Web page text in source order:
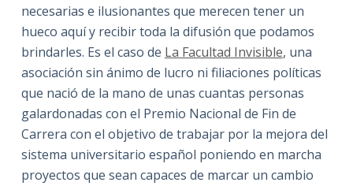
necesarias e ilusionantes que merecen tener un
hueco aquí y recibir toda la difusión que podamos
brindarles. Es el caso de La Facultad Invisible, una
asociación sin ánimo de lucro ni filiaciones políticas
que nació de la mano de unas cuantas personas
galardonadas con el Premio Nacional de Fin de
Carrera con el objetivo de trabajar por la mejora del
sistema universitario español poniendo en marcha
proyectos que sean capaces de marcar un cambio